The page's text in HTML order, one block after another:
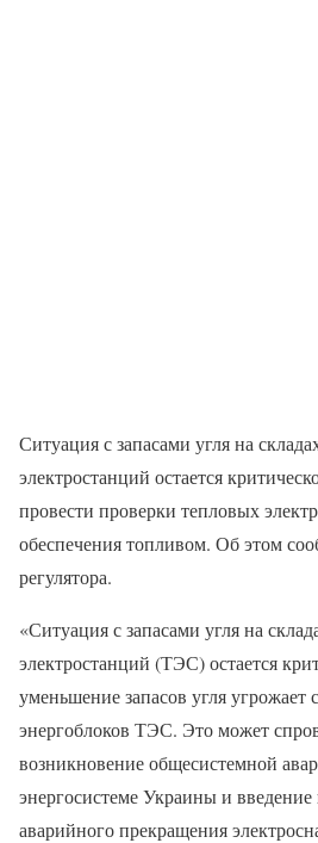
Ситуация с запасами угля на
электростанций остается
провести проверки тепловых
обеспечения топливом. Об этом
регулятора.
«Ситуация с запасами угля на
электростанций (ТЭС) остается
уменьшение запасов угля угрожает
энергоблоков ТЭС. Это может
возникновение общесистемной
энергосистеме Украины и введение
аварийного прекращения